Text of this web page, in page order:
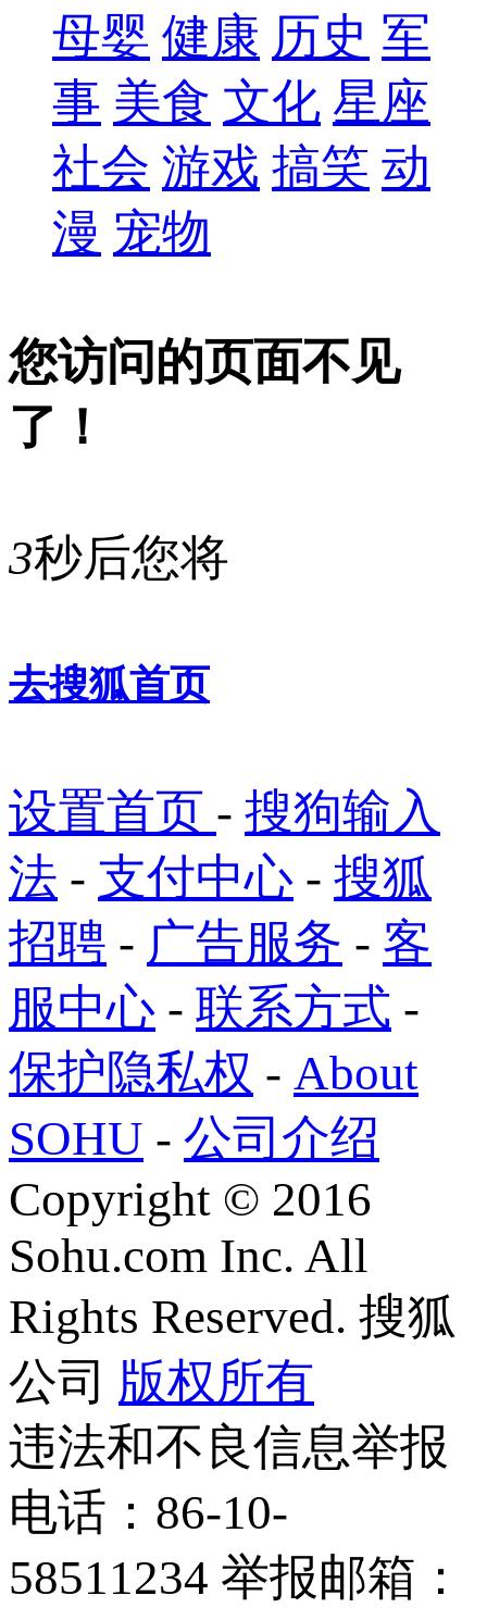
母婴 健康 历史 军
事 美食 文化 星座
社会 游戏 搞笑 动
漫 宠物
您访问的页面不见
了！
3秒后您将
去搜狐首页
设置首页 - 搜狗输入
法 - 支付中心 - 搜狐
招聘 - 广告服务 - 客
服中心 - 联系方式 -
保护隐私权 - About
SOHU - 公司介绍
Copyright © 2016
Sohu.com Inc. All
Rights Reserved. 搜狐
公司 版权所有
违法和不良信息举报
电话：86-10-
58511234 举报邮箱：